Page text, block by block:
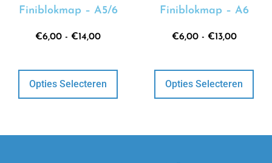
Finiblokmap – A5/6
€6,00 - €14,00
Opties Selecteren
Finiblokmap – A6
€6,00 - €13,00
Opties Selecteren